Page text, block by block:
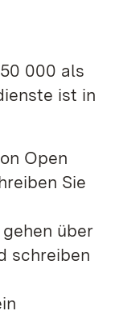
000 als
ist in
Open
Sie
über
schreiben